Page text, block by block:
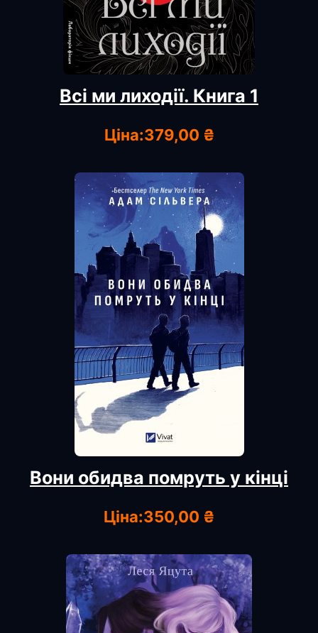
Всі ми лиходії. Книга 1
Ціна:379,00 ₴
Вони обидва помруть у кінці
Ціна:350,00 ₴